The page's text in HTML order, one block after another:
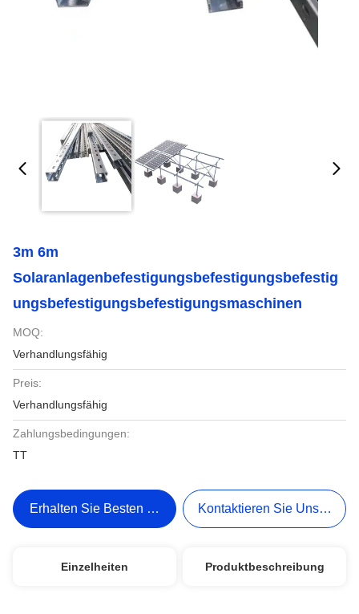
3m 6m
Solaranlagenbefestigungsbefestigungsbefestig
Ungsbefestigungsbefestigungsmaschinen
MOQ:
Verhandlungsfähig
Preis:
Verhandlungsfähig
Zahlungsbedingungen:
TT
Erhalten Sie Besten Preis Kontaktieren Sie Uns Jetzt
Einzelheiten Produktbeschreibung